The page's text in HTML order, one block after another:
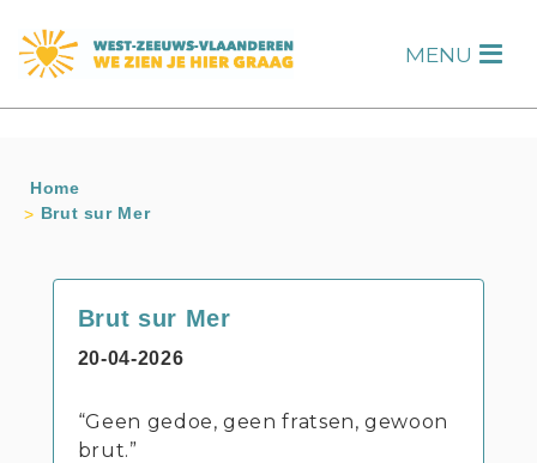
MENU H
Home
Brut sur Mer
Brut sur Mer
20-04-2026
“Geen gedoe, geen fratsen, gewoon
brut.”